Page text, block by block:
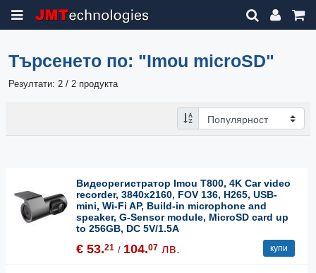
Търсенето по: "Imou microSD"
Резултати: 2 / 2 продукта
Видеорегистратор Imou T800, 4K Car video
recorder, 3840x2160, FOV 136, H265, USB-
mini, Wi-Fi AP, Build-in microphone and
speaker, G-Sensor module, MicroSD card up
to 256GB, DC 5V/1.5A
€ 53.21 / 104.07 лв. купи